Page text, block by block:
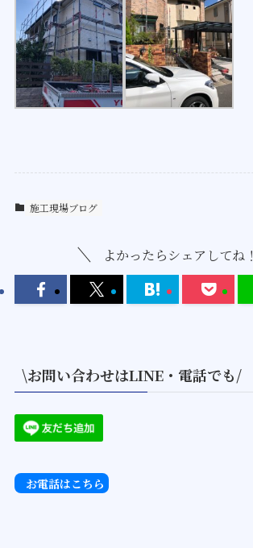
施工現場ブログ
よかったらシェアしてね！
\お問い合わせはLINE・電話でも/
お電話はこちら